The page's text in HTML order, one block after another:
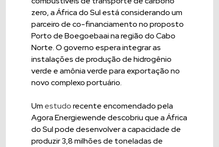
zero, a África do Sul está considerando um
parceiro de co-financiamento no proposto
Porto de Boegoebaai na região do Cabo
Norte. O governo espera integrar as
instalações de produção de hidrogênio
verde e amônia verde para exportação no
novo complexo portuário.
Um estudorecente encomendado pela
Agora Energiewende descobriu que a África
do Sul pode desenvolver a capacidade de
produzir 3,8 milhões de toneladas de